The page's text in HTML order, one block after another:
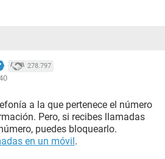
278.797
a la que pertenece el número
Pero, si recibes llamadas
puedes bloquearlo.
en un móvil.